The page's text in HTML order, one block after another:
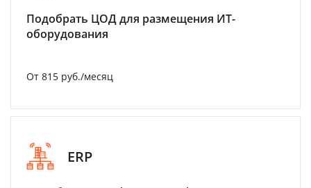
Подобрать ЦОД для размещения ИТ-
оборудования
От 815 руб./месяц
ERP